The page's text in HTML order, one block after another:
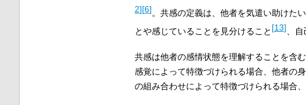
2][6]。共感の定義は、他者を気遣い助けた
とや感じていることを見分けること [13] 、
共感は他者の感情状態を理解することを含
感覚によって特徴づけられる場合、他者の
の組み合わせによって特徴づけられる場合